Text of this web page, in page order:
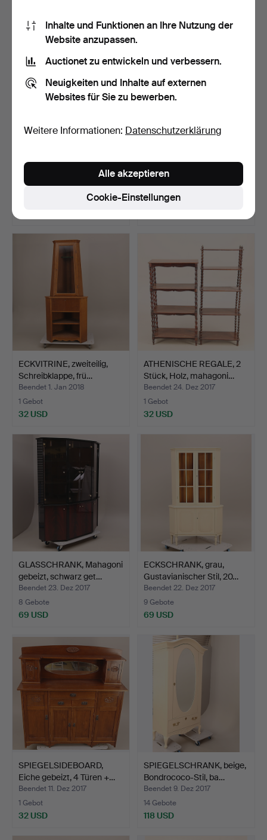
SCHRANK, Eiche, 5
Doppeltüren…
Beendet 15. Jan 2018
SCHRANK, Eiche dunkel
gebeizt, Karl-Johan-…
Beendet 10. Jan 2018
56 Gebote
ECKVITRINE, zweiteilig,
Schreibklappe, frü…
Beendet 1. Jan 2018
1 Gebot
32 USD
ATHENISCHE REGALE, 2
Stück, Holz, mahagoni…
Beendet 24. Dez 2017
1 Gebot
32 USD
GLASSCHRANK, Mahagoni
gebeizt, schwarz get…
Beendet 23. Dez 2017
8 Gebote
69 USD
ECKSCHRANK, grau,
Gustavianischer Stil, 20…
Beendet 22. Dez 2017
9 Gebote
69 USD
SPIEGELSIDEBOARD,
Eiche gebeizt, 4 Türen +…
Beendet 11. Dez 2017
1 Gebot
32 USD
SPIEGELSCHRANK, beige,
Bondrococo-Stil, ba…
Beendet 9. Dez 2017
14 Gebote
118 USD
Inhalte und Funktionen an Ihre Nutzung der
Website anzupassen.
Auctionet zu entwickeln und verbessern.
Neuigkeiten und Inhalte auf externen
Websites für Sie zu bewerben.
Weitere Informationen: Datenschutzerklärung
Cookie-Einstellungen
Alle akzeptieren